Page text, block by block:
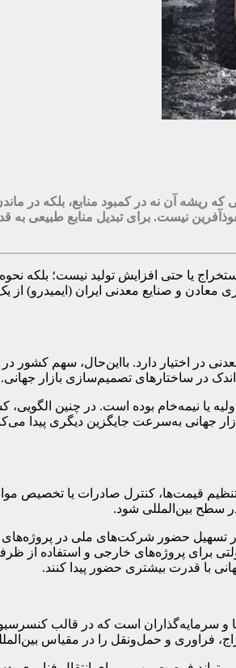
که ریشه آن نه در کمبود منابع، بلکه در
نیست. برای تبدیل منابع طبیعی
یا حتی افزایش تولید نیست؛ بلکه
و صنایع معدنی ایران (ایمیدرو) از
در اختیار دارد. بااین‌حال، سهم کشور
در ساختارهای تصمیم‌سازی بازار جهانی.
یا نیمه‌خام بوده است. در چنین الگویی،
به‌سرعت جایگزین دیگری پیدا می‌کند.
قیمت‌ها، کنترل صادرات یا تخصیص
سطح بین‌المللی شود.
حضور شرکت‌های ملی در پروژه‌های
پروژه‌های خارجی و استفاده از
با قدرت بیشتری حضور پیدا کنند.
سرمایه‌گذاران است که در قالب
فراوری و حمل‌ونقل را در مقیاس